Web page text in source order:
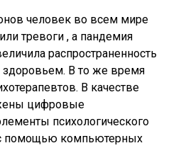
человек во всем мире
тревоги , а пандемия
распространенность
здоровьем. В то же время
В качестве
цифровые
психологического
помощью компьютерных